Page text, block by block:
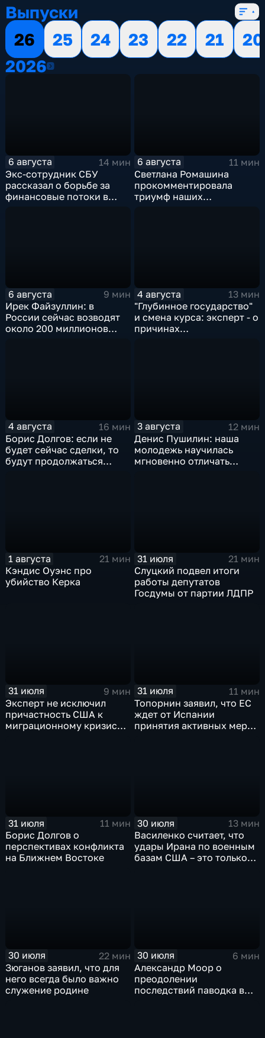
Выпуски
26
25 24 23 22 21
20
20262026
6 августа
14 мин
Экс-сотрудник СБУ
рассказал о борьбе за
финансовые потоки в
6 августа
11 мин
Светлана Ромашина
прокомментировала
триумф наших
6 августа
9 мин
Ирек Файзуллин: в
России сейчас возводят
около 200 миллионов
4 августа
13 мин
"Глубинное государство"
и смена курса: эксперт - о
причинах
4 августа
16 мин
Борис Долгов: если не
будет сейчас сделки, то
будут продолжаться
3 августа
12 мин
Денис Пушилин: наша
молодежь научилась
мгновенно отличать
1 августа
21 мин
Кэндис Оуэнс про
убийство Керка
31 июля
21 мин
Слуцкий подвел итоги
работы депутатов
Госдумы от партии ЛДПР
31 июля
9 мин
Эксперт не исключил
причастность США к
миграционному кризису в
31 июля
11 мин
Топорнин заявил, что ЕС
ждет от Испании
принятия активных мер
31 июля
11 мин
Борис Долгов о
перспективах конфликта
на Ближнем Востоке
30 июля
13 мин
Василенко считает, что
удары Ирана по военным
базам США – это только
30 июля
22 мин
Зюганов заявил, что для
него всегда было важно
служение родине
30 июля
6 мин
Александр Моор о
преодолении
последствий паводка в